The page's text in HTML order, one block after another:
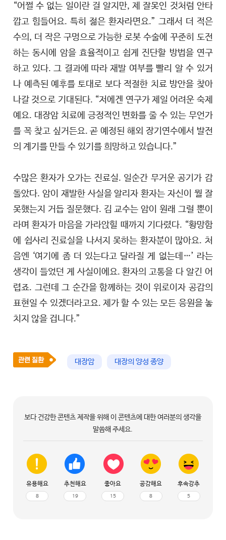
“어쩔 수 없는 일이란 걸 알지만, 제 잘못인 것처럼 안타
깝고 힘들어요. 특히 젊은 환자라면요.” 그래서 더 적은
수의, 더 작은 구멍으로 가능한 로봇 수술에 꾸준히 도전
하는 동시에 암을 효율적이고 쉽게 진단할 방법을 연구
하고 있다. 그 결과에 따라 재발 여부를 빨리 알 수 있거
나 예측된 예후를 토대로 보다 적절한 치료 방안을 찾아
나갈 것으로 기대된다. “저에겐 연구가 제일 어려운 숙제
예요. 대장암 치료에 긍정적인 변화를 줄 수 있는 무언가
를 꼭 찾고 싶거든요. 곧 예정된 해외 장기연수에서 발전
의 계기를 만들 수 있기를 희망하고 있습니다.”
수많은 환자가 오가는 진료실. 일순간 무거운 공기가 감
돌았다. 암이 재발한 사실을 알리자 환자는 자신이 뭘 잘
못했는지 거듭 질문했다. 김 교수는 암이 원래 그럴 뿐이
라며 환자가 마음을 가라앉힐 때까지 기다렸다. “황망함
에 쉽사리 진료실을 나서지 못하는 환자분이 많아요. 처
음엔 ‘여기에 좀 더 있는다고 달라질 게 없는데…’ 라는
생각이 들었던 게 사실이에요. 환자의 고통을 다 알긴 어
렵죠. 그런데 그 순간을 함께하는 것이 위로이자 공감의
표현일 수 있겠더라고요. 제가 할 수 있는 모든 응원을 놓
치지 않을 겁니다.”
대장암 대장의 양성 종양
보다 건강한 콘텐츠 제작을 위해 이 콘텐츠에 대한 여러분의 생각을
말씀해 주세요.
유용해요
8
추천해요
19
좋아요
15
공감해요
8
후속강추
5